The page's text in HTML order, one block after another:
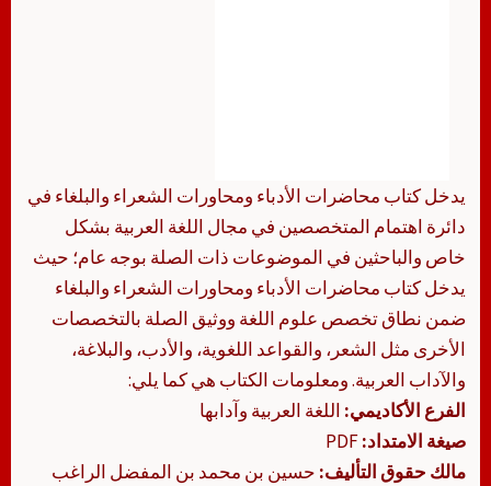
يدخل كتاب محاضرات الأدباء ومحاورات الشعراء والبلغاء في
دائرة اهتمام المتخصصين في مجال اللغة العربية بشكل
خاص والباحثين في الموضوعات ذات الصلة بوجه عام؛ حيث
يدخل كتاب محاضرات الأدباء ومحاورات الشعراء والبلغاء
ضمن نطاق تخصص علوم اللغة ووثيق الصلة بالتخصصات
الأخرى مثل الشعر، والقواعد اللغوية، والأدب، والبلاغة،
والآداب العربية. ومعلومات الكتاب هي كما يلي:
الفرع الأكاديمي: اللغة العربية وآدابها
صيغة الامتداد:
مالك حقوق التأليف: حسين بن محمد بن المفضل الراغب